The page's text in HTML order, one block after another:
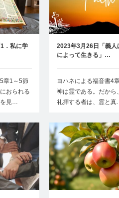
．私に学
章1～5節
おられる
を見…
2023年3月26日「義人
によって生きる」…
ヨハネによる福音書4
神は霊である。だから
礼拝する者は、霊と